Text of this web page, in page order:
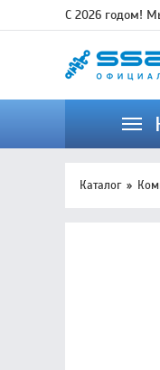
С 2026 годом!
Каталог